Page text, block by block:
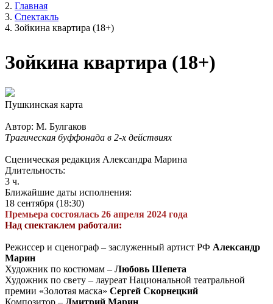
Главная
Спектакль
Зойкина квартира (18+)
Зойкина квартира (18+)
Пушкинская карта
Автор: М. Булгаков
Трагическая буффонада в 2-х действиях
Сценическая редакция Александра Марина
Длительность:
3 ч.
Ближайшие даты исполнения:
18 сентября (18:30)
Премьера состоялась 26 апреля 2024 года
Над спектаклем работали:
Режиссер и сценограф – заслуженный артист РФ Александр
Марин
Художник по костюмам – Любовь Шепета
Художник по свету – лауреат Национальной театральной
премии «Золотая маска» Сергей Скорнецкий
Композитор – Дмитрий Марин